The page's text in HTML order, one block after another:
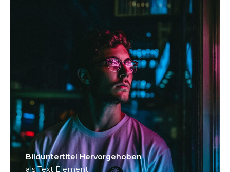
Bild­unter­titel Hervorgehoben
als Text Element